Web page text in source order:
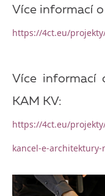
Více informací
https://4ct.eu/
Více informací
KAM KV:
https://4ct.eu/
kancel-e-architektury-